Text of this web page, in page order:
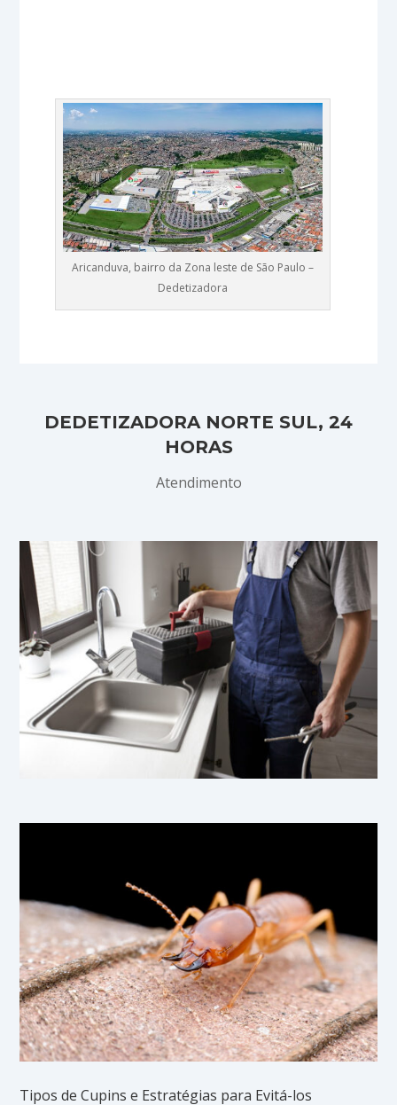
Aricanduva, bairro da Zona leste de São Paulo –
Dedetizadora
DEDETIZADORA NORTE SUL, 24
HORAS
Atendimento
Tipos de Cupins e Estratégias para Evitá-los